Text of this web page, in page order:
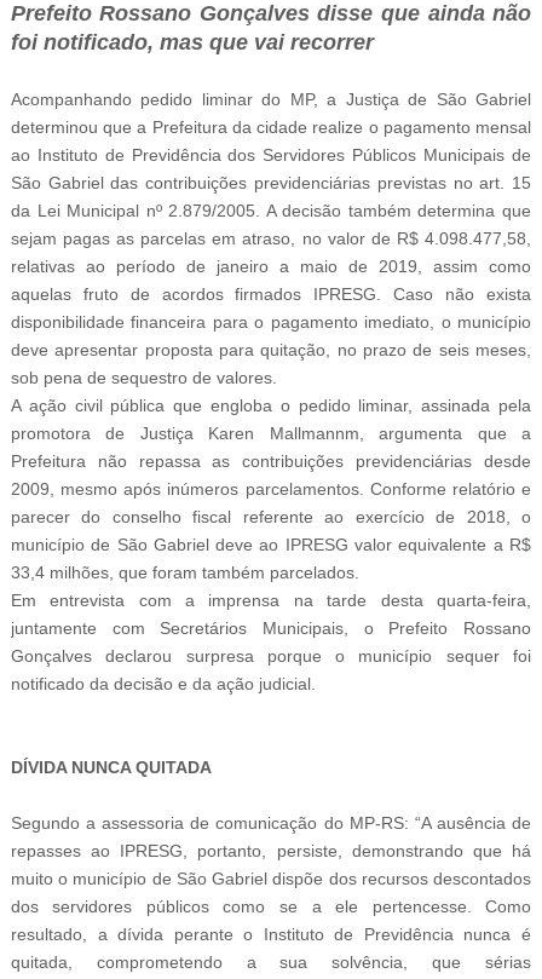
Prefeito Rossano Gonçalves disse que ainda não
foi notificado, mas que vai recorrer
Acompanhando pedido liminar do MP, a Justiça de São Gabriel
determinou que a Prefeitura da cidade realize o pagamento mensal
ao Instituto de Previdência dos Servidores Públicos Municipais de
São Gabriel das contribuições previdenciárias previstas no art. 15
da Lei Municipal nº 2.879/2005. A decisão também determina que
sejam pagas as parcelas em atraso, no valor de R$ 4.098.477,58,
relativas ao período de janeiro a maio de 2019, assim como
aquelas fruto de acordos firmados IPRESG. Caso não exista
disponibilidade financeira para o pagamento imediato, o município
deve apresentar proposta para quitação, no prazo de seis meses,
sob pena de sequestro de valores.
A ação civil pública que engloba o pedido liminar, assinada pela
promotora de Justiça Karen Mallmannm, argumenta que a
Prefeitura não repassa as contribuições previdenciárias desde
2009, mesmo após inúmeros parcelamentos. Conforme relatório e
parecer do conselho fiscal referente ao exercício de 2018, o
município de São Gabriel deve ao IPRESG valor equivalente a R$
33,4 milhões, que foram também parcelados.
Em entrevista com a imprensa na tarde desta quarta-feira,
juntamente com Secretários Municipais, o Prefeito Rossano
Gonçalves declarou surpresa porque o município sequer foi
notificado da decisão e da ação judicial.
DÍVIDA NUNCA QUITADA
Segundo a assessoria de comunicação do MP-RS: “A ausência de
repasses ao IPRESG, portanto, persiste, demonstrando que há
muito o município de São Gabriel dispõe dos recursos descontados
dos servidores públicos como se a ele pertencesse. Como
resultado, a dívida perante o Instituto de Previdência nunca é
quitada, comprometendo a sua solvência, que sérias